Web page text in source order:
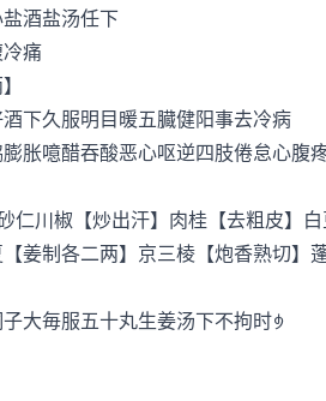
酒盐汤任下
痛
下久服明目暖五臓健阳事去冷病
噫醋吞酸恶心呕逆四肢倦怠心腹
【炒出汗】肉桂【去粗皮】白
姜制各二两】京三棱【炮香熟切】
大毎服五十丸生姜汤下不拘时